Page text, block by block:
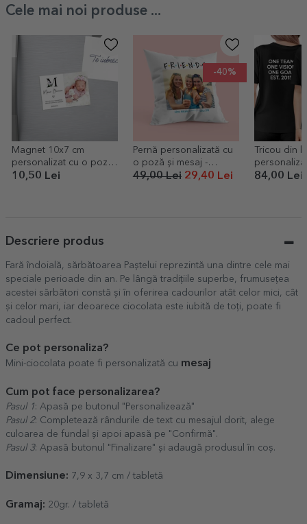
Cele mai noi produse ...
Magnet 10x7 cm
personalizat cu o poză
și text - Mărturie de
10,50 Lei
-40%
Pernă personalizată cu
o poză și mesaj -
FRIENDS
49,00 Lei29,40 Lei
Tricou din
față și text
84,00 Lei
Descriere produs
Fară îndoială, sărbătoarea Paștelui reprezintă una dintre cele mai
speciale perioade din an. Pe lângă tradițiile superbe, frumusețea
acestei sărbători constă și în oferirea cadourilor atât celor mici, cât
și celor mari, iar deoarece ciocolata este iubită de toți, poate fi
cadoul perfect.
Ce pot personaliza?
Mini-ciocolata poate fi personalizată cu mesaj
Cum pot face personalizarea?
Pasul 1: Apasă pe butonul "Personalizează"
Pasul 2: Completează rândurile de text cu mesajul dorit, alege
culoarea de fundal și apoi apasă pe "Confirmă".
Pasul 3: Apasă butonul "Finalizare" și adaugă produsul în coș.
Dimensiune: 7,9 x 3,7 cm / tabletă
Gramaj: 20gr. / tabletă